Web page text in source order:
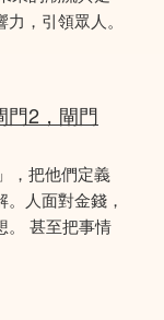
，引領眾人。
門2，閘門
，把他們定義
人面對金錢，
。 甚至把事情